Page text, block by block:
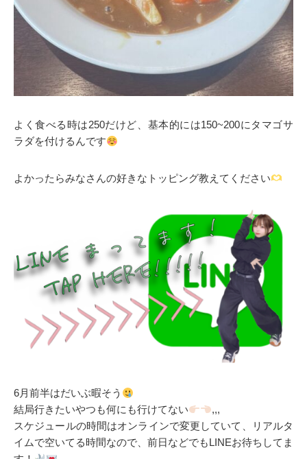
よく食べる時は250だけど、基本的には150~200にタマゴサ
ラダを付けるんです
よかったらみなさんの好きなトッピング教えてください
6月前半はだいぶ暇そう
結局行きたいやつも何にも行けてない
,,,
スケジュールの時間はオンラインで変更していて、リアルタ
イムで空いてる時間なので、前日などでもLINEお待ちしてま